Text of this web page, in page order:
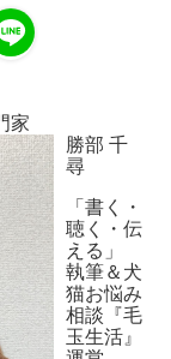
家
勝部 千
尋
「書く・
聴く・伝
える」
執筆＆犬
猫お悩み
相談『毛
玉生活』